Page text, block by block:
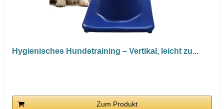
Hygienisches Hundetraining – Vertikal, leicht zu...
Zum Produkt